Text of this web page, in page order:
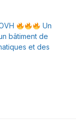
Un
bâtiment de
et des